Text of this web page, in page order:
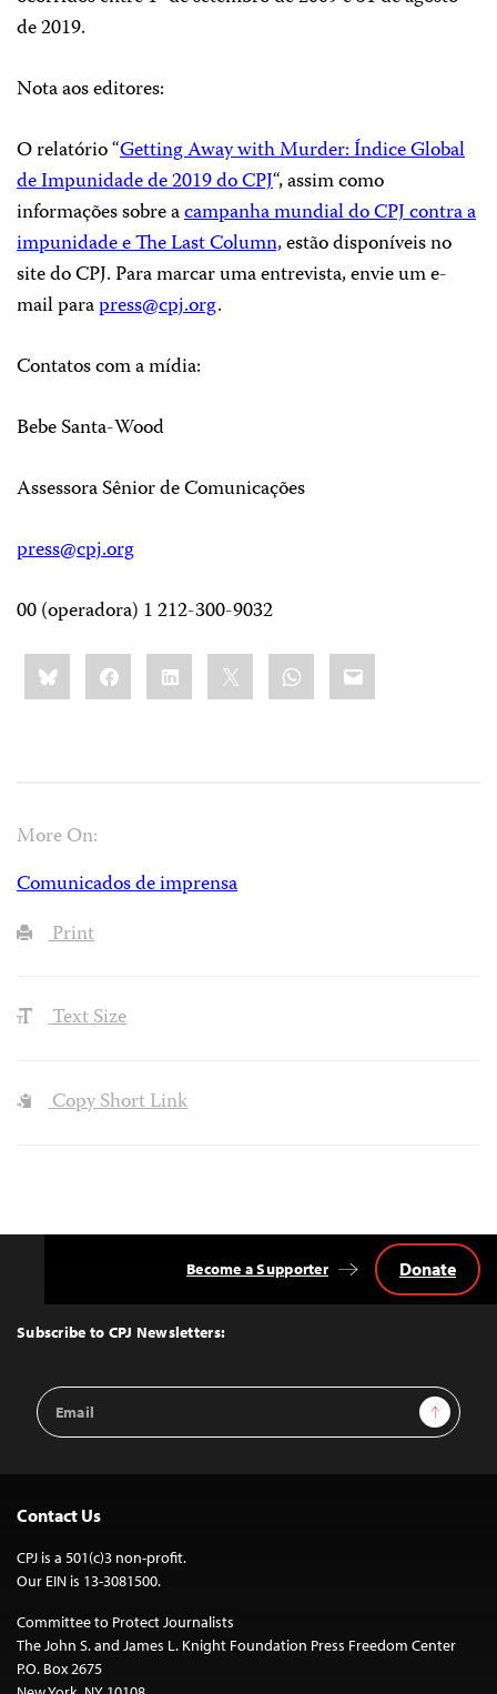
de 2019.
Nota aos editores:
O relatório “Getting Away with Murder: Índice Global
de Impunidade de 2019 do CPJ“, assim como
informações sobre acampanha mundial do CPJ contra a
impunidade e The Last Column,estão disponíveis no
site do CPJ. Para marcar uma entrevista, envie um e-
mail parapress@cpj.org.
Contatos com a mídia:
Bebe Santa-Wood
Assessora Sênior de Comunicações
press@cpj.org
00 (operadora) 1 212-300-9032
Share
this:BlueskyFacebookLinkedIn WhatsApp
Email
More On:
Comunicados de imprensa
Print
Text Size
Copy Short Link
Top
Subscribe to CPJ Newsletters:
Email
Address
Sign Up
Become a Supporter Donate
Contact Us
CPJ is a 501(c)3 non-profit.
Our EIN is 13-3081500.
Committee to Protect Journalists
The John S. and James L. Knight Foundation Press Freedom Center
P.O. Box 2675